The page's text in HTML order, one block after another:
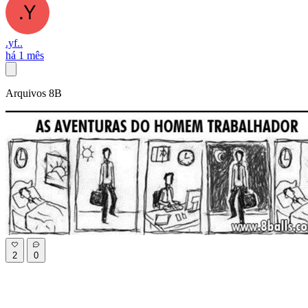
.yf..
há 1 mês
Arquivos 8B
2 0